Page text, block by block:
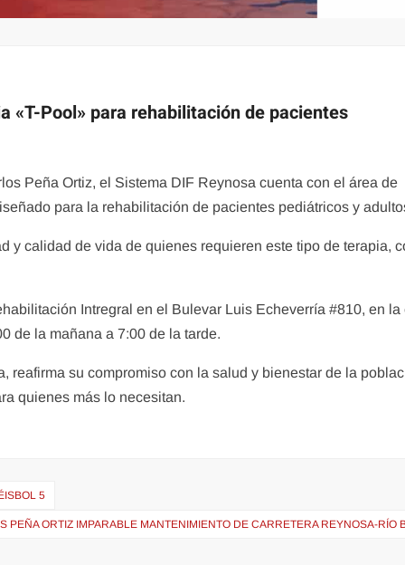
«T-Pool» para rehabilitación de pacientes
Peña Ortiz, el Sistema DIF Reynosa cuenta con el área de
para la rehabilitación de pacientes pediátricos y
y calidad de vida de quienes requieren este tipo de terapia,
Intregral en el Bulevar Luis Echeverría #810, en la
de la mañana a 7:00 de la tarde.
reafirma su compromiso con la salud y bienestar de la
quienes más lo necesitan.
5
PEÑA ORTIZ IMPARABLE MANTENIMIENTO DE CARRETERA REYNOSA-RÍO